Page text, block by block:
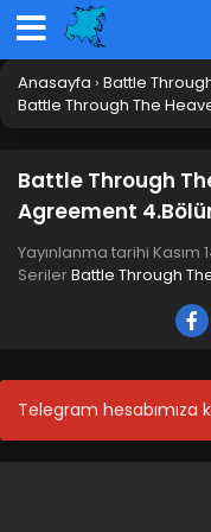
Anasayfa › Battle
Battle Through The
Battle Through
Agreement
Yayınlanma tarihi Kasım
SerilerBattle Through
Telegram hesabımıza
Battle
Battle
Blm 13 -
Battle